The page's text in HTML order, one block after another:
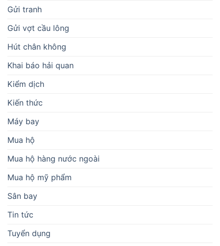
Gửi tranh
Gửi vợt cầu lông
Hút chân không
Khai báo hải quan
Kiểm dịch
Kiến thức
Máy bay
Mua hộ
Mua hộ hàng nước ngoài
Mua hộ mỹ phẩm
Sân bay
Tin tức
Tuyển dụng